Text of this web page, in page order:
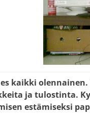
kaikki
ja tulostinta.
estämiseksi